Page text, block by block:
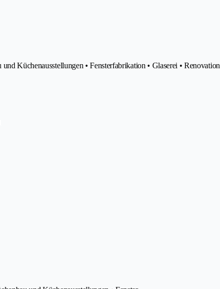
Küchenausstellungen • Fensterfabrikation • Glaserei • Renovation